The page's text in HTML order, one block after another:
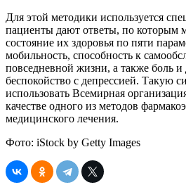
Для этой методики используется
пациенты дают ответы, по которым
состояние их здоровья по пяти
мобильность, способность к
повседневной жизни, а также боль и
беспокойство с депрессией. Такую
использовать Всемирная
качестве одного из методов
медицинского лечения.
Фото: iStock by Getty Images